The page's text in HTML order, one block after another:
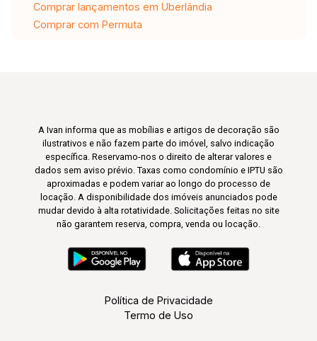
Comprar lançamentos em Uberlândia
Comprar com Permuta
A Ivan informa que as mobílias e artigos de decoração são
ilustrativos e não fazem parte do imóvel, salvo indicação
específica. Reservamo-nos o direito de alterar valores e
dados sem aviso prévio. Taxas como condomínio e IPTU são
aproximadas e podem variar ao longo do processo de
locação. A disponibilidade dos imóveis anunciados pode
mudar devido à alta rotatividade. Solicitações feitas no site
não garantem reserva, compra, venda ou locação.
Política de Privacidade
Termo de Uso